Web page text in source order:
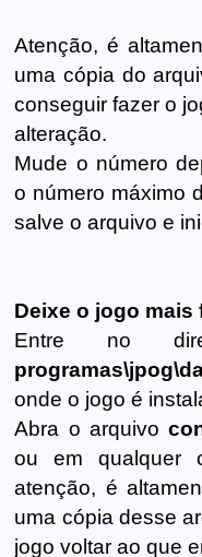
Atenção, é
uma cópia do
conseguir fazer o
alteração.
Mude o número
o número máximo
salve o arquivo e
Deixe o jogo mais
Entre no
onde o jogo é
Abra o arquivo
ou em qualquer
atenção, é
uma cópia desse
jogo voltar ao que